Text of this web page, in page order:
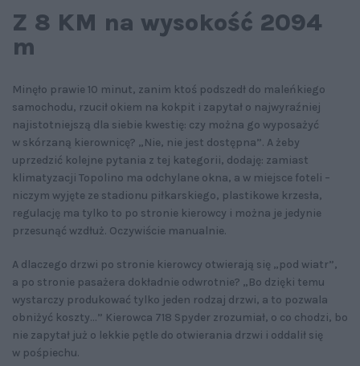
Z 8 KM na wysokość 2094
m
Minęło prawie 10 minut, zanim ktoś podszedł do maleńkiego
samochodu, rzucił okiem na kokpit i zapytał o najwyraźniej
najistotniejszą dla siebie kwestię: czy można go wyposażyć
w skórzaną kierownicę? „Nie, nie jest dostępna”. A żeby
uprzedzić kolejne pytania z tej kategorii, dodaję: zamiast
klimatyzacji Topolino ma odchylane okna, a w miejsce foteli –
niczym wyjęte ze stadionu piłkarskiego, plastikowe krzesła,
regulację ma tylko to po stronie kierowcy i można je jedynie
przesunąć wzdłuż. Oczywiście manualnie.
A dlaczego drzwi po stronie kierowcy otwierają się „pod wiatr”,
a po stronie pasażera dokładnie odwrotnie? „Bo dzięki temu
wystarczy produkować tylko jeden rodzaj drzwi, a to pozwala
obniżyć koszty...” Kierowca 718 Spyder zrozumiał, o co chodzi, bo
nie zapytał już o lekkie pętle do otwierania drzwi i oddalił się
w pośpiechu.